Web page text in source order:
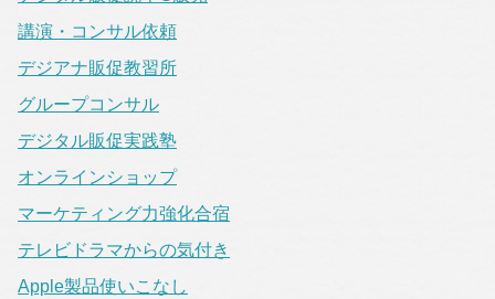
講演・コンサル依頼
デジアナ販促教習所
グループコンサル
デジタル販促実践塾
オンラインショップ
マーケティング力強化合宿
テレビドラマからの気付き
Apple製品使いこなし